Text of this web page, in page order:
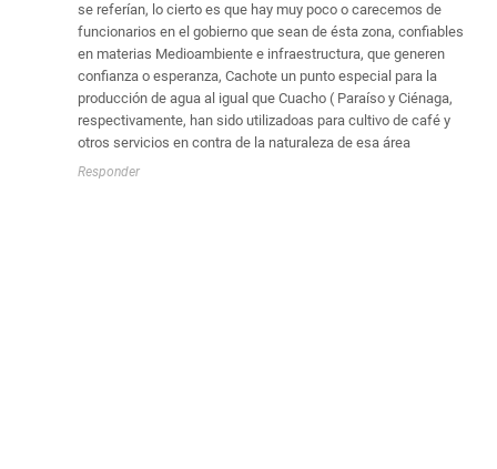
se referían, lo cierto es que hay muy poco o carecemos de
funcionarios en el gobierno que sean de ésta zona, confiables
en materias Medioambiente e infraestructura, que generen
confianza o esperanza, Cachote un punto especial para la
producción de agua al igual que Cuacho ( Paraíso y Ciénaga,
respectivamente, han sido utilizadoas para cultivo de café y
otros servicios en contra de la naturaleza de esa área
Responder